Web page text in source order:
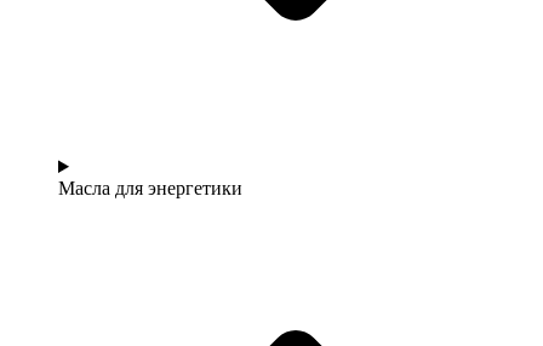
Масла для энергетики